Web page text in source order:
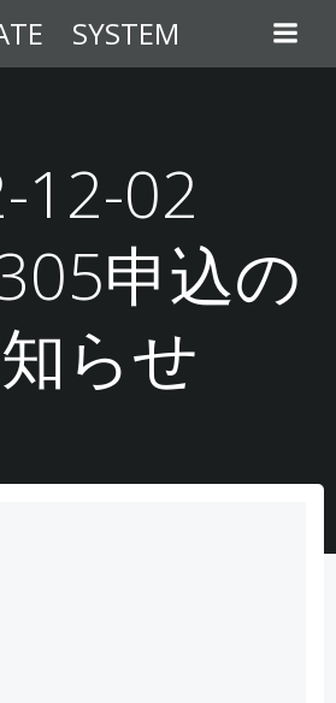
ン
テ
ス
キ
プ
SYSTEM
12-02
申込の
らせ